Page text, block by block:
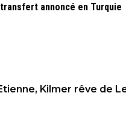
annoncé en Turquie
Kilmer rêve de